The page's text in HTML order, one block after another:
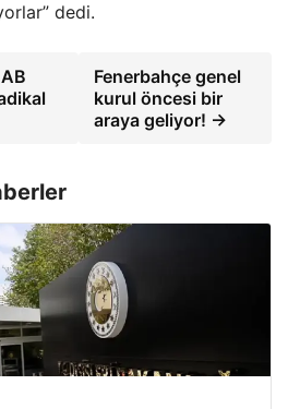
dedi.
Fenerbahçe genel
kurul öncesi bir
araya geliyor! →